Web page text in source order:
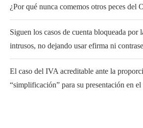
¿Por qué nunca comemos otros peces del
Siguen los casos de cuenta bloqueada por
intrusos, no dejando usar efirma ni
El caso del IVA acreditable ante la
“simplificación” para su presentación en el